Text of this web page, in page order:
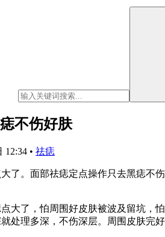
不伤好肤
12:34 • 祛痣
了。面部祛痣定点操作只去黑痣不
大了，怕周围好皮肤被波及留坑，
处理多深，不伤深层。周围皮肤完